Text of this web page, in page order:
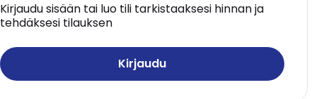
Kirjaudu sisään tai luo tili tarkistaaksesi hinnan ja
tehdäksesi tilauksen
Kirjaudu